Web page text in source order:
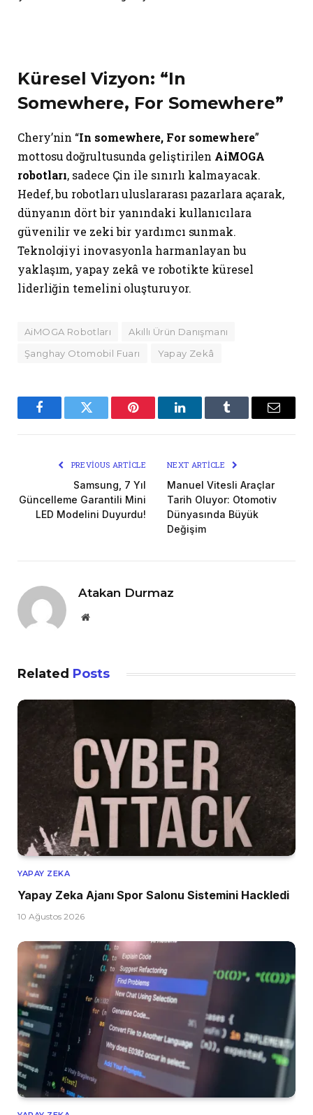
Küresel Vizyon: “In
Somewhere, For Somewhere”
Chery’nin “In somewhere, For somewhere”
mottosu doğrultusunda geliştirilen AiMOGA
robotları, sadece Çin ile sınırlı kalmayacak.
Hedef, bu robotları uluslararası pazarlara açarak,
dünyanın dört bir yanındaki kullanıcılara
güvenilir ve zeki bir yardımcı sunmak.
Teknolojiyi inovasyonla harmanlayan bu
yaklaşım, yapay zekâ ve robotikte küresel
liderliğin temelini oluşturuyor.
AiMOGA Robotları
Akıllı Ürün Danışmanı
Şanghay Otomobil Fuarı
Yapay Zekâ
FacebookTwitter Pinterest LinkedInTumblr Email
PREVIOUS ARTICLE
Samsung, 7 Yıl
Güncelleme Garantili Mini
LED Modelini Duyurdu!
NEXT ARTICLE
Manuel Vitesli Araçlar
Tarih Oluyor: Otomotiv
Dünyasında Büyük
Değişim
Atakan Durmaz
Website
Related Posts
YAPAY ZEKA
Yapay Zeka Ajanı Spor Salonu Sistemini Hackledi
10 Ağustos 2026